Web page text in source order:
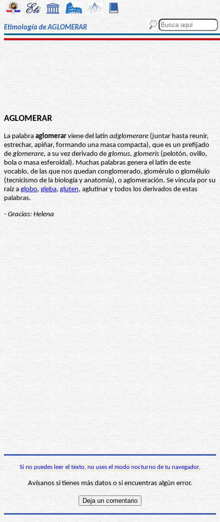
Etimología de AGLOMERAR
AGLOMERAR
La palabra aglomerar viene del latín adglomerare (juntar hasta reunir,
estrechar, apiñar, formando una masa compacta), que es un prefijado
deglomerare, a su vez derivado deglomus, glomeris (pelotón, ovillo,
bola o masa esferoidal). Muchas palabras genera el latín de este
vocablo, de las que nos quedan conglomerado, glomérulo o glomélulo
(tecnicismo de la biología y anatomía), o aglomeración. Se vincula por su
raíz a globo, gleba, gluten, aglutinar y todos los derivados de estas
palabras.
- Gracias: Helena
Si no puedes leer el texto, no uses el modo nocturno de tu navegador.
Avísanos si tienes más datos o si encuentras algún error.